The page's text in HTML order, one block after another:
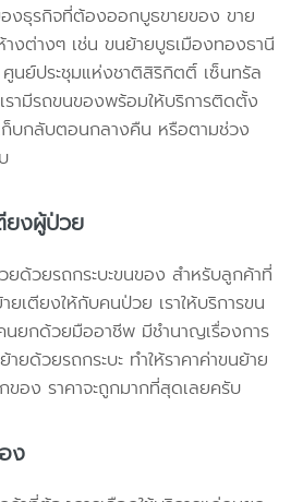
องธุรกิจที่ต้องออกบูธขายของ ขาย
งต่างๆ เช่น ขนย้ายบูธเมืองทองธานี
ศูนย์ประชุมแห่งชาติสิริกิตติ์ เซ็นทรัล
รามีรถขนของพร้อมให้บริการติดตั้ง
ก็บกลับตอนกลางคืน หรือตามช่วง
ยงผู้ป่วย
ยด้วยรถกระบะขนของ สำหรับลูกค้าที่
เตียงให้กับคนป่วย เราให้บริการขน
ยกด้วยมืออาชีพ มีชำนาญเรื่องการ
ยด้วยรถกระบะ ทำให้ราคาค่าขนย้าย
อง ราคาจะถูกมากที่สุดเลยครับ
ง